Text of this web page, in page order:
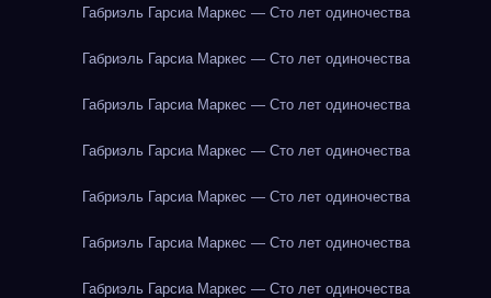
Габриэль Гарсиа Маркес — Сто лет одиночества
Габриэль Гарсиа Маркес — Сто лет одиночества
Габриэль Гарсиа Маркес — Сто лет одиночества
Габриэль Гарсиа Маркес — Сто лет одиночества
Габриэль Гарсиа Маркес — Сто лет одиночества
Габриэль Гарсиа Маркес — Сто лет одиночества
Габриэль Гарсиа Маркес — Сто лет одиночества